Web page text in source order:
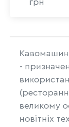
грн
-
великому
новітніх